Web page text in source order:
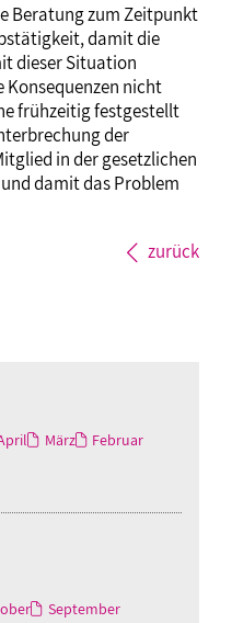
Beratung zum Zeitpunkt
damit die
dieser Situation
nicht
frühzeitig festgestellt
der
in der gesetzlichen
damit das Problem
zurück
März
Februar
September